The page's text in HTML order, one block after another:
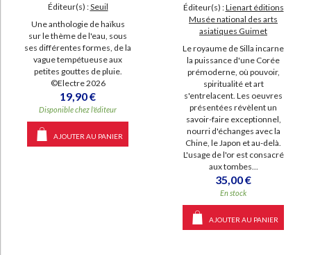
Éditeur(s) :Seuil
Une anthologie de haïkus
sur le thème de l'eau, sous
ses différentes formes, de la
vague tempétueuse aux
petites gouttes de pluie.
©Electre 2026
19,90 €
Disponible chez l'éditeur
AJOUTER AU PANIER
Éditeur(s) :Lienart éditions
Musée national des arts
asiatiques Guimet
Le royaume de Silla incarne
la puissance d'une Corée
prémoderne, où pouvoir,
spiritualité et art
s'entrelacent. Les oeuvres
présentées révèlent un
savoir-faire exceptionnel,
nourri d'échanges avec la
Chine, le Japon et au-delà.
L'usage de l'or est consacré
aux tombes...
35,00 €
En stock
AJOUTER AU PANIER